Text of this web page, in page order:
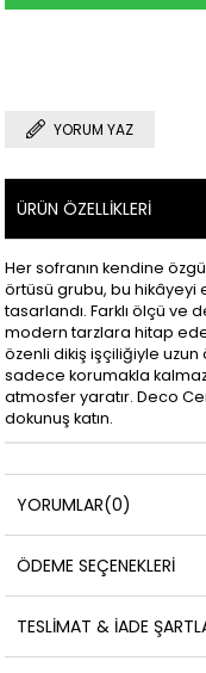
YORUM YAZ
ÜRÜN ÖZELLIKLERI
Her sofranın kendine
örtüsü grubu, bu
tasarlandı. Farklı ölçü ve
modern tarzlara hitap
özenli dikiş işçiliğiyle uzun
sadece korumakla
atmosfer yaratır. Deco
dokunuş katın.
YORUMLAR(0)
ÖDEME SEÇENEKLERI
TESLIMAT & İADE